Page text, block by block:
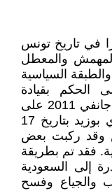
2021 حدثا بارزا في تاريخ تونس
والمعطل
السياسية
الحكم بقيادة
الإخوان المسلمين إثر الإنقلاب في 14 جانفي 2011 على
الثورة الحقيقية التي اندلعت في سيدي بوزيد بتاريخ 17
وقد ركبت بعض
فقد تم بطريقة
إلى السعودية
والجياع وفسح